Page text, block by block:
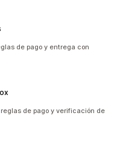
de pago y entrega con
de pago y verificación de